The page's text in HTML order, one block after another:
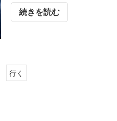
続きを読む
行く